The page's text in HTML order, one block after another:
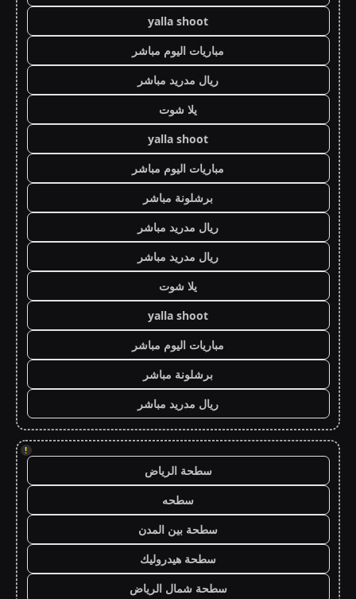
yalla shoot
مباريات اليوم مباشر
ريال مدريد مباشر
يلا شوت
yalla shoot
مباريات اليوم مباشر
برشلونة مباشر
ريال مدريد مباشر
ريال مدريد مباشر
يلا شوت
yalla shoot
مباريات اليوم مباشر
برشلونة مباشر
ريال مدريد مباشر
!
سطحة الرياض
سطحه
سطحة بين المدن
سطحة هيدروليك
سطحة شمال الرياض